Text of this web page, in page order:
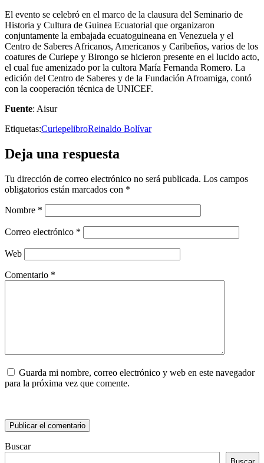
El evento se celebró en el marco de la clausura del Seminario de
Historia y Cultura de Guinea Ecuatorial que organizaron
conjuntamente la embajada ecuatoguineana en Venezuela y el
Centro de Saberes Africanos, Americanos y Caribeños, varios de los
coatures de Curiepe y Birongo se hicieron presente en el lucido acto,
el cual fue amenizado por la cultora María Fernanda Romero. La
edición del Centro de Saberes y de la Fundación Afroamiga, contó
con la cooperación técnica de UNICEF.
Fuente: Aisur
Etiquetas:CuriepelibroReinaldo Bolívar
Deja una respuesta
Tu dirección de correo electrónico no será publicada. Los campos
obligatorios están marcados con *
Nombre *
Correo electrónico *
Web
Comentario *
Guarda mi nombre, correo electrónico y web en este navegador
para la próxima vez que comente.
Buscar